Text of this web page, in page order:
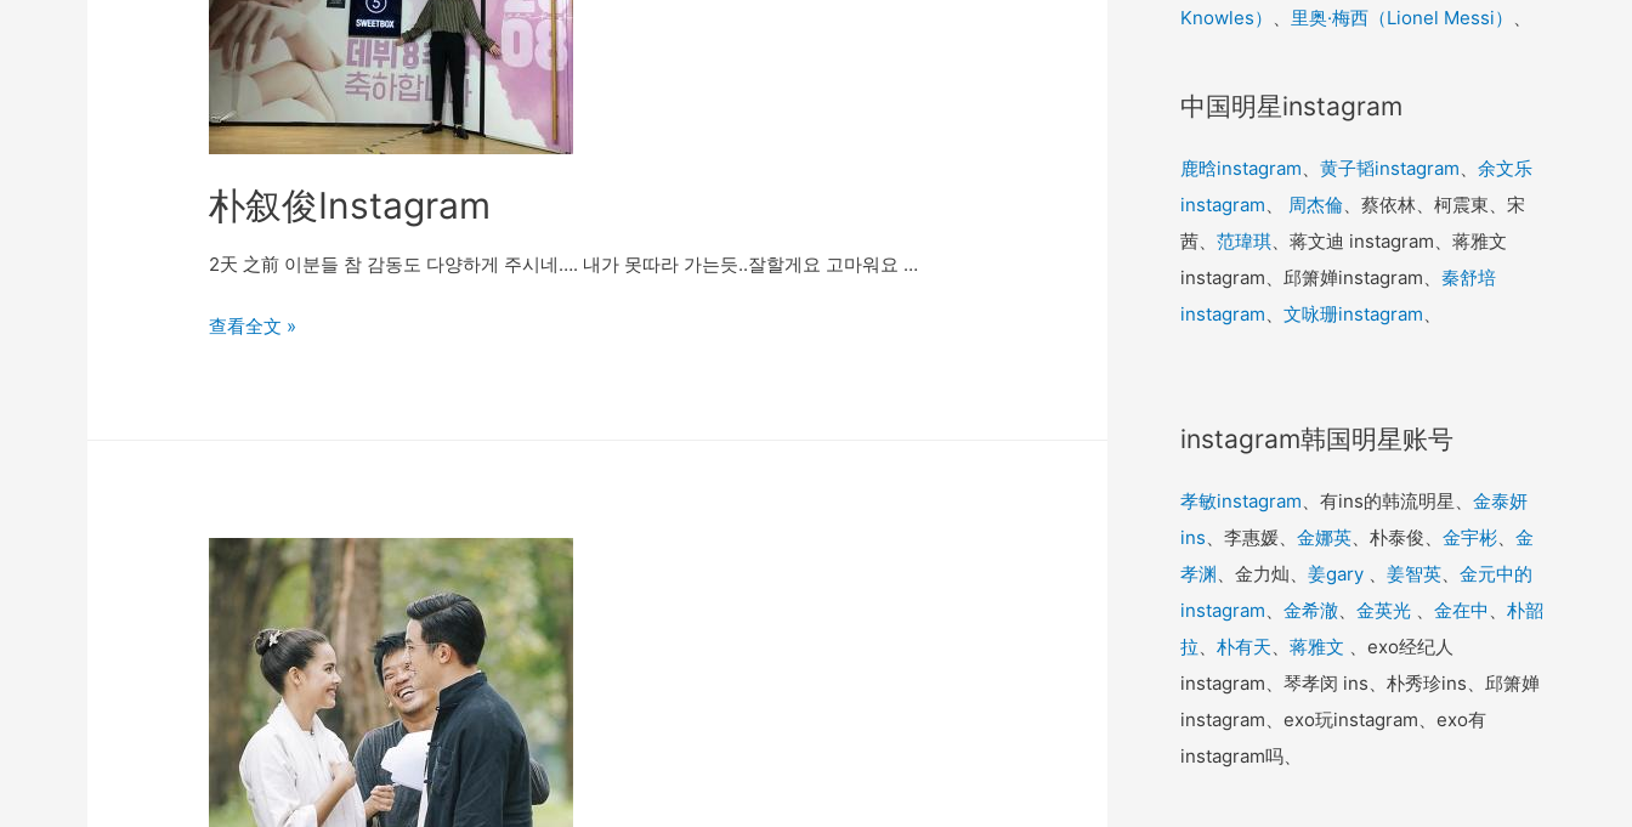
朴叙俊Instagram
2天 之前 이분들 참 감동도 다양하게 주시네…. 내가 못따라 가는듯..잘할게요 고마워요 …
朴
查看全文 »
Knowles）
里奥·梅西（Lionel Messi）
中国明星instagram
鹿晗instagram 黄子韬instagram
余文乐
instagram
周杰倫 、蔡依林、柯震東、宋
茜、 范瑋琪 、蒋文迪 instagram、蒋雅文
instagram、邱箫婵instagram、 秦舒培
instagram
文咏珊instagram
instagram韩国明星账号
孝敏instagram 、有ins的韩流明星、 金泰妍
ins 、李惠媛、 金娜英 、朴泰俊、 金宇彬
金
孝渊 、金力灿、 姜gary 姜智英
金元中的
instagram
金希澈 金英光 金在中
朴韶
拉
朴有天 蒋雅文 、exo经纪人
instagram、琴孝闵 ins、朴秀珍ins、邱箫婵
instagram、exo玩instagram、exo有
instagram吗、